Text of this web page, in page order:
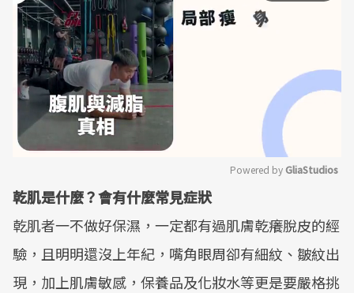
Powered by GliaStudios
乾肌是什麼？會有什麼常見症狀
乾肌者一不做好保濕，一定都有過肌膚乾癢脫皮的經
驗，且明明還沒上年紀，嘴角眼周卻有細紋、皺紋出
現，加上肌膚敏感，保養品及化妝水等更是要嚴格挑